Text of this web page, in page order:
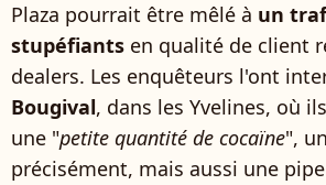
Plaza pourrait être mêlé à un
stupéfiants en qualité de client
dealers. Les enquêteurs l'ont
Bougival, dans les Yvelines, où
une "petite quantité de cocaïne",
précisément, mais aussi une